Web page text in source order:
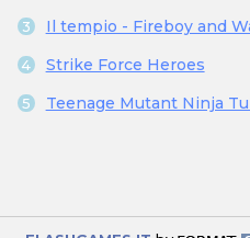
Il tempio - Fireboy and
Strike Force Heroes
Teenage Mutant Ninja